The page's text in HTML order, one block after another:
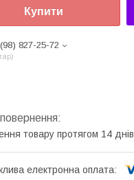
Купити
827-25-72
товару протягом 14 днів